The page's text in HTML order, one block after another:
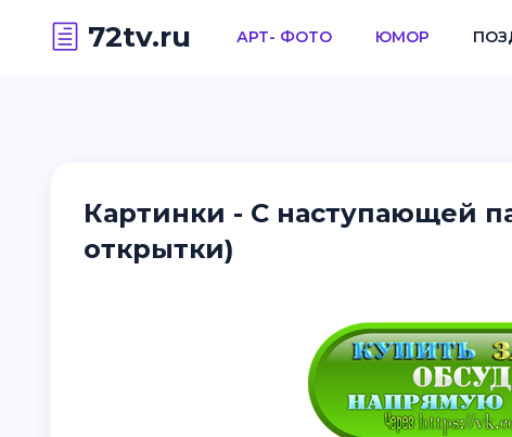
72tv.ru АРТ- ФОТО ЮМОР
Картинки - С наступающей
открытки)